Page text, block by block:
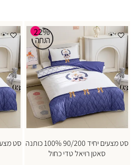
22%
סט מצעים יחיד 90/200 100% כותנה
סאטן רויאל טדי כחול